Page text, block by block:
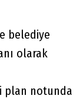
belediye
olarak
plan notunda